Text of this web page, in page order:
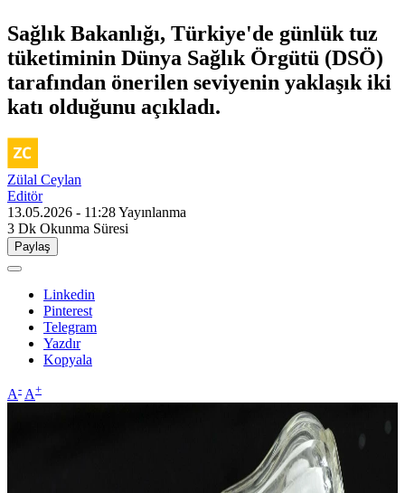
Sağlık Bakanlığı, Türkiye'de günlük tuz
tüketiminin Dünya Sağlık Örgütü (DSÖ)
tarafından önerilen seviyenin yaklaşık iki
katı olduğunu açıkladı.
Zülal Ceylan
Editör
13.05.2026 - 11:28Yayınlanma
3 Dk Okunma Süresi
Paylaş
Linkedin
Pinterest
Telegram
Yazdır
Kopyala
A- A+